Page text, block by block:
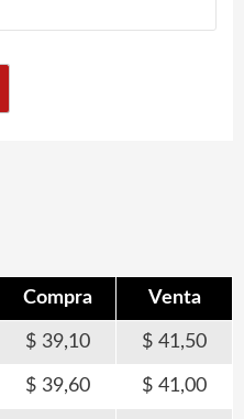
Compra Venta
39,10 41,50
39,60 41,00